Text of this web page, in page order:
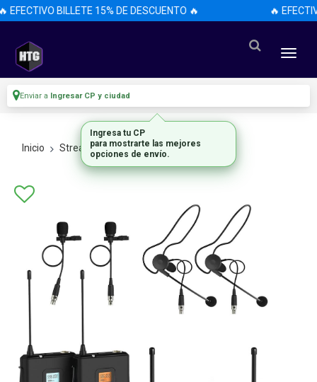
EFECTIVO BILLETE 15% DE DESCUENTO 🔥 🔥
Enviar a Ingresar CP y ciudad
Inicio Stream Todo En Stream
Ingresa tu CP
para mostrarte las mejores
opciones de envío.